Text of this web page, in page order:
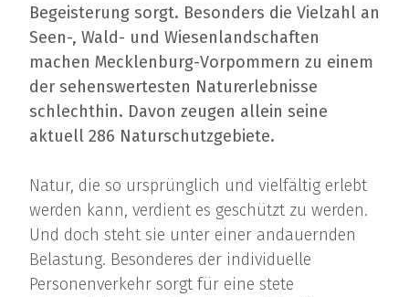
Begeisterung sorgt. Besonders die Vielzahl an
Seen-, Wald- und Wiesenlandschaften
machen Mecklenburg-Vorpommern zu einem
der sehenswertesten Naturerlebnisse
schlechthin. Davon zeugen allein seine
aktuell 286 Naturschutzgebiete.
Natur, die so ursprünglich und vielfältig erlebt
werden kann, verdient es geschützt zu werden.
Und doch steht sie unter einer andauernden
Belastung. Besonderes der individuelle
Personenverkehr sorgt für eine stete